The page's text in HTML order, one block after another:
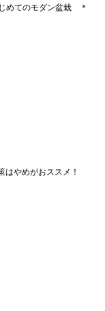
めてのモダン盆栽 ＊
はやめがおススメ！